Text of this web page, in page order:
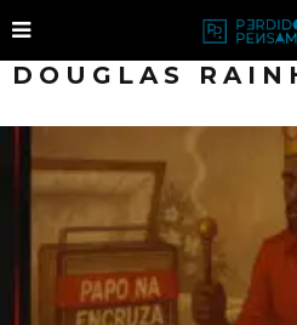
DOUGLAS